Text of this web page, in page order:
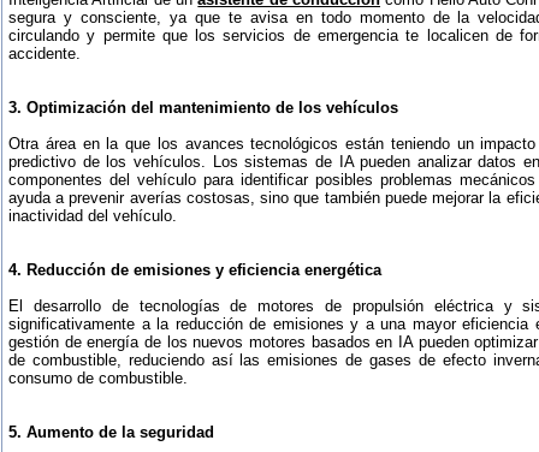
segura y consciente, ya que te avisa en todo momento de la
circulando y permite que los servicios de emergencia te localicen de
accidente.
3. Optimización del mantenimiento de los vehículos
Otra área en la que los avances tecnológicos están teniendo un
predictivo de los vehículos. Los sistemas de IA pueden analizar datos
componentes del vehículo para identificar posibles problemas
ayuda a prevenir averías costosas, sino que también puede mejorar la
inactividad del vehículo.
4. Reducción de emisiones y eficiencia energética
El desarrollo de tecnologías de motores de propulsión eléctrica y
significativamente a la reducción de emisiones y a una mayor eficiencia
gestión de energía de los nuevos motores basados en IA pueden
de combustible, reduciendo así las emisiones de gases de efecto
consumo de combustible.
5. Aumento de la seguridad